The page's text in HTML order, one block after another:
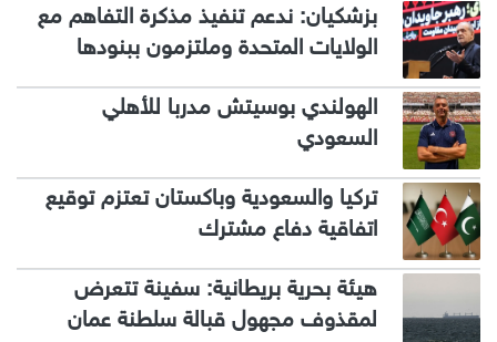
بزشكيان: ندعم تنفيذ مذكرة التفاهم مع
الولايات المتحدة وملتزمون ببنودها
الهولندي بوسيتش مدربا للأهلي
السعودي
تركيا والسعودية وباكستان تعتزم توقيع
اتفاقية دفاع مشترك
هيئة بحرية بريطانية: سفينة تتعرض
لمقذوف مجهول قبالة سلطنة عمان